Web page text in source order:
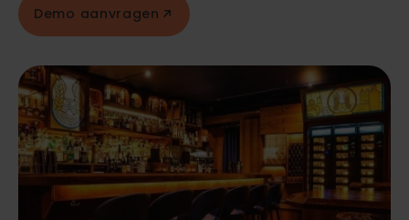
Demo aanvragen